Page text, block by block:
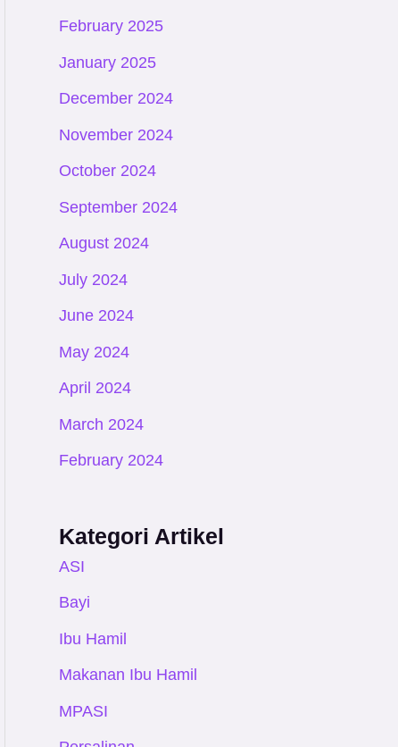
February 2025
January 2025
December 2024
November 2024
October 2024
September 2024
August 2024
July 2024
June 2024
May 2024
April 2024
March 2024
February 2024
Kategori Artikel
ASI
Bayi
Ibu Hamil
Makanan Ibu Hamil
MPASI